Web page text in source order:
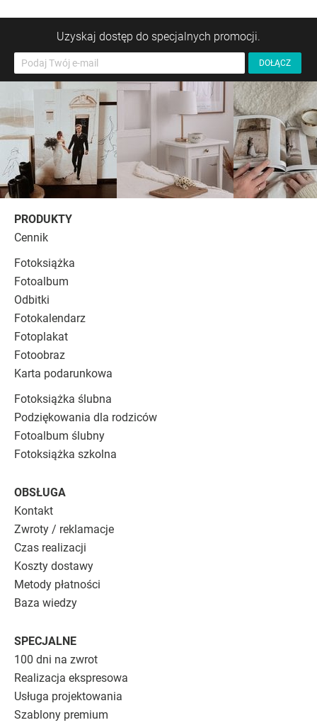
Uzyskaj dostęp do specjalnych promocji.
PRODUKTY
Cennik
Fotoksiążka
Fotoalbum
Odbitki
Fotokalendarz
Fotoplakat
Fotoobraz
Karta podarunkowa
Fotoksiążka ślubna
Podziękowania dla rodziców
Fotoalbum ślubny
Fotoksiążka szkolna
OBSŁUGA
Kontakt
Zwroty / reklamacje
Czas realizacji
Koszty dostawy
Metody płatności
Baza wiedzy
SPECJALNE
100 dni na zwrot
Realizacja ekspresowa
Usługa projektowania
Szablony premium